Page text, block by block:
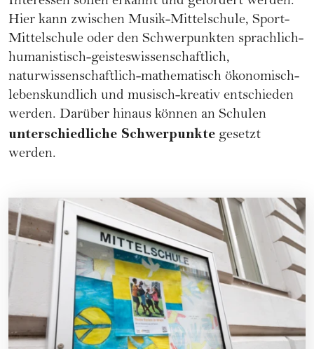
Hier kann zwischen Musik-Mittelschule, Sport-
Mittelschule oder den Schwerpunkten sprachlich-
humanistisch-geisteswissenschaftlich,
naturwissenschaftlich-mathematisch ökonomisch-
lebenskundlich und musisch-kreativ entschieden
werden. Darüber hinaus können an Schulen
unterschiedliche Schwerpunkte gesetzt
werden.